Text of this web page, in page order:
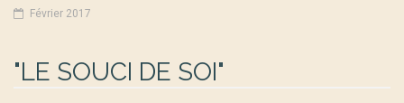
Février 2017
"LE SOUCI DE SOI"